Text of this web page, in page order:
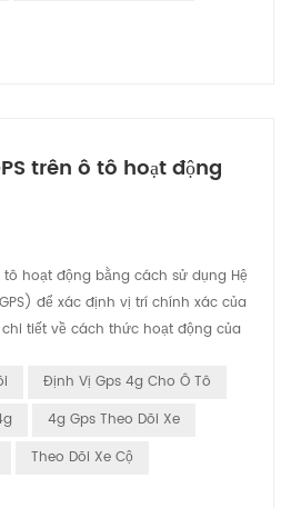
trên ô tô hoạt động
tô hoạt động bằng cách sử dụng Hệ
để xác định vị trí chính xác của
tiết về cách thức hoạt động của
vệ tinh này liên tục truyền tín
và thời gian chính xác tín hiệu
Định Vị Gps 4g Cho Ô Tô
4g Gps Theo Dõi Xe
Theo Dõi Xe Cộ